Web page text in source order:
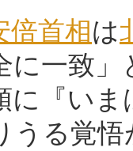
倍首相は
に一致
に『い
うる覚